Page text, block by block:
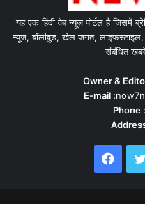
यह एक हिंदी वेब न्यूज़ पोर्टल है जिसमें
न्यूज, बॉलीवुड, खेल जगत, लाइफस्टाइल,
संबंधित
Owner &
E-mail :
Phone :